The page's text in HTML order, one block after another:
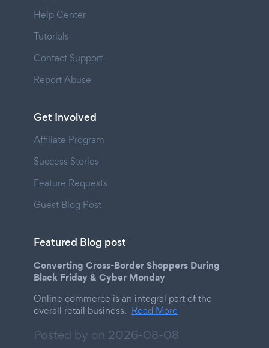
Help Center
Tutorials
Contact Support
Report Abuse
Get Involved
Affiliate Program
Success Stories
Feature Requests
Guest Blog Post
Featured Blog post
Converting Cross-Border Shoppers During
Black Friday & Cyber Monday
Online commerce is an integral part of the
overall retail business. Read More
Posted by on 2026-08-08